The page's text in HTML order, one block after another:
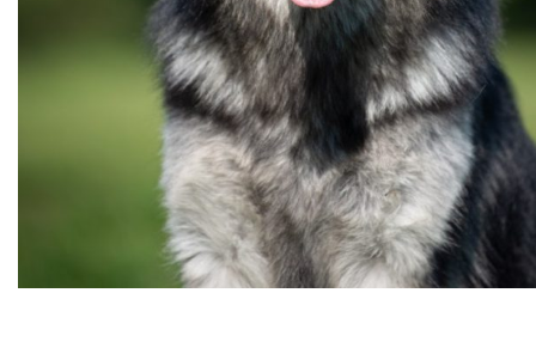
Bonne Année (12/22)
Joyeux Noël (12/22)
Sortie à la Loue (05/22)
En famille au Ballon d’Alsace (11/21)
Les trois clones (09/21)
Païko et les filles (03/21)